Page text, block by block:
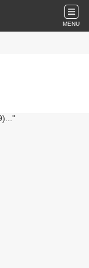
MENU